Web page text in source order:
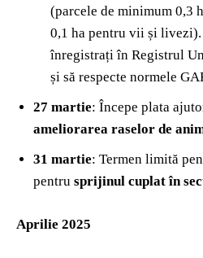
(parcele de minimum 0,3
0,1 ha pentru vii și
înregistrați în Registrul
și să respecte normele
27 martie: Începe plata
ameliorarea raselor de
31 martie: Termen limită
pentru sprijinul cuplat în
Aprilie 2025